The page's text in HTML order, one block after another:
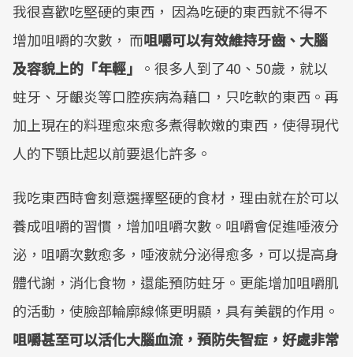
我很喜歡吃堅硬的東西， 因為吃硬的東西就不得不
增加咀嚼的次數， 而咀嚼可以有效維持牙齒、大腦
及容貌上的「年輕」
。很多人到了40、50歲，就以
蛀牙、牙齦炎等口腔疾病為藉口，只吃軟的東西。再
加上現在的料理愈來愈多煮得軟嫩的東西，使得現代
人的下顎比起以前要退化許多。
我吃東西時會刻意選擇堅硬的食材，理由就在於可以
養成咀嚼的習慣，增加咀嚼次數。咀嚼會促進唾液分
泌，咀嚼次數愈多，唾液就分泌得愈多，可以提高身
體代謝，消化食物，還能預防蛀牙。更能增加咀嚼肌
的活動，使臉部輪廓線條更明顯，具有美觀的作用。
咀嚼甚至可以活化大腦血流，預防失智症，好處非常